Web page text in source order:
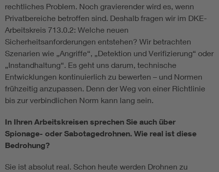
rechtliches Problem. Noch gravierender wird es, wenn
Privatbereiche betroffen sind. Deshalb fragen wir im DKE-
Arbeitskreis 713.0.2: Welche neuen
Sicherheitsanforderungen entstehen? Wir betrachten
Szenarien wie „Angriffe“, „Detektion und Verifizierung“ oder
„Instandhaltung“. Es geht uns darum, technische
Entwicklungen kontinuierlich zu bewerten – und Normen
frühzeitig anzupassen. Denn der Weg von einer Richtlinie
bis zur verbindlichen Norm kann lang sein.
In Ihren Arbeitskreisen sprechen Sie auch über
Spionage- oder Sabotagedrohnen. Wie real ist diese
Bedrohung?
Sie ist absolut real. Schon heute werden Drohnen zu